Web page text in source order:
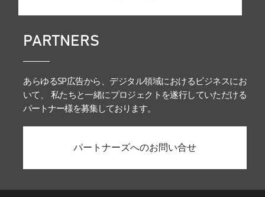
PARTNERS
あらゆるSP広告から、デジタル領域におけるビジネスにお
いて、 私たちと一緒にプロジェクトを遂行していただける
パートナー様を募集しております。
パートナーズへのお問い合せ